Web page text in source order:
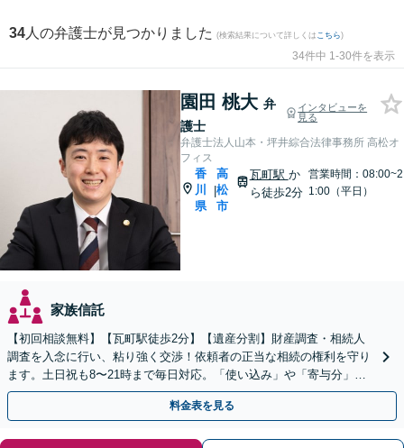
34 人の弁護士が見つかりました (検索結果について詳しくは こちら)
34件中 1-30件を表示
園田 桃大 弁
護士
インタビューを
見る
弁護士法人山本・坪井綜合法律事務所 高松オ
フィス
香
川
県
|
高
松
市
瓦町駅 か
ら徒歩2分
営業時間：08:00~2
1:00（平日）
家族信託
【初回相談無料】【瓦町駅徒歩2分】【遺産分割】財産調査・相続人
調査を入念に行い、粘り強く交渉！依頼者の正当な相続の権利を守り
ます。土日祝も8〜21時まで毎日対応。「使い込み」や「寄与分」の
調査もお任せください！【遺言書作成や相続放棄も対応】
料金表を見る